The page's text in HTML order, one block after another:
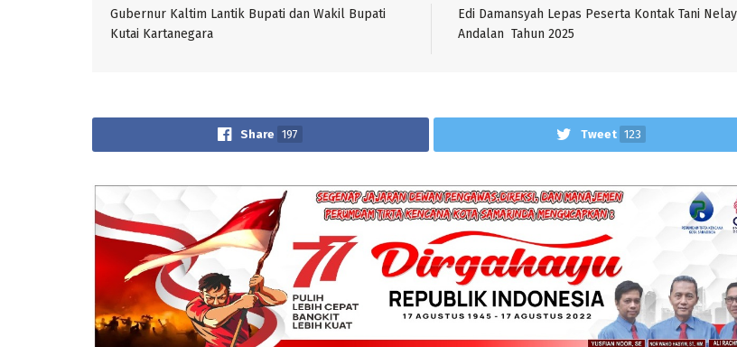
Gubernur Kaltim Lantik Bupati dan Wakil Bupati
Kutai Kartanegara
Edi Damansyah Lepas Peserta Kontak Tani
Andalan Tahun 2025
Share 197 Tweet 123